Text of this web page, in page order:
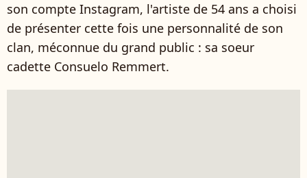
son compte Instagram, l'artiste de 54 ans a choisi
de présenter cette fois une personnalité de son
clan, méconnue du grand public : sa soeur
cadette Consuelo Remmert.